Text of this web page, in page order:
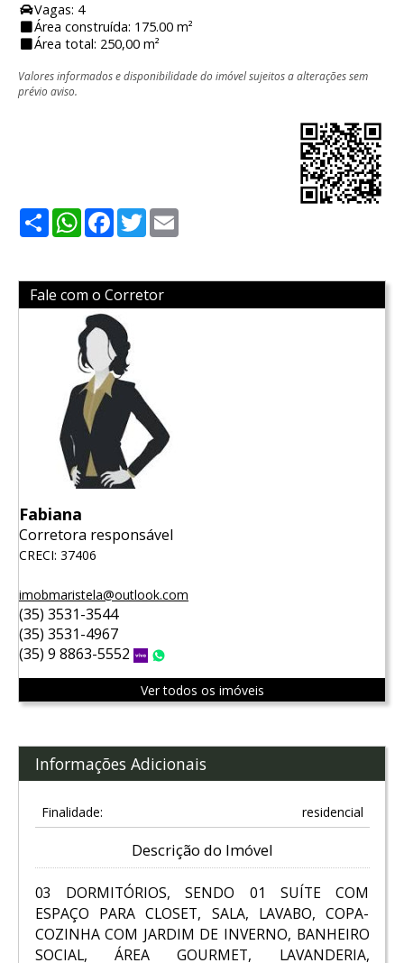
Vagas: 4
Área construída: 175.00 m²
Área total: 250,00 m²
Valores informados e disponibilidade do imóvel sujeitos a alterações sem
prévio aviso.
ShareWhatsApp
Facebook
Twitter
Fale com o Corretor
Fabiana
Corretora responsável
CRECI: 37406
imobmaristela@outlook.com
(35) 3531-3544
(35) 3531-4967
(35) 9 8863-5552
Vivo
Ver todos os imóveis
Informações Adicionais
Finalidade: residencial
Descrição do Imóvel
03 DORMITÓRIOS, SENDO 01 SUÍTE COM
ESPAÇO PARA CLOSET, SALA, LAVABO, COPA-
COZINHA COM JARDIM DE INVERNO, BANHEIRO
SOCIAL, ÁREA GOURMET, LAVANDERIA,